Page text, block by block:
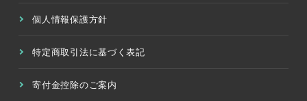
個人情報保護方針
特定商取引法に基づく表記
寄付金控除のご案内